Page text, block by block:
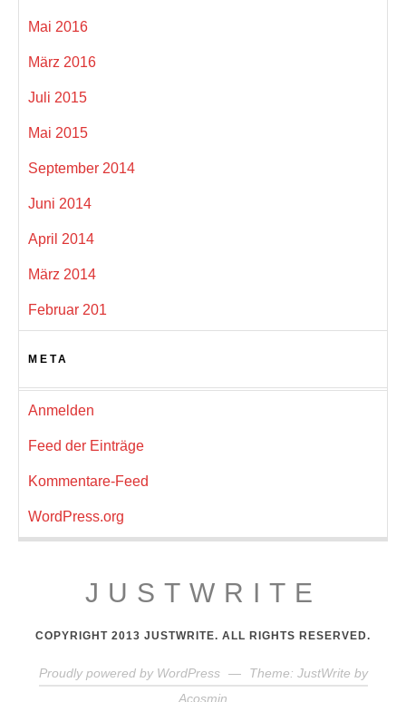
Mai 2016
März 2016
Juli 2015
Mai 2015
September 2014
Juni 2014
April 2014
März 2014
Februar 201
META
Anmelden
Feed der Einträge
Kommentare-Feed
WordPress.org
JUSTWRITE
COPYRIGHT 2013 JUSTWRITE. ALL RIGHTS RESERVED.
Proudly powered by WordPress —
Theme: JustWrite by
Acosmin